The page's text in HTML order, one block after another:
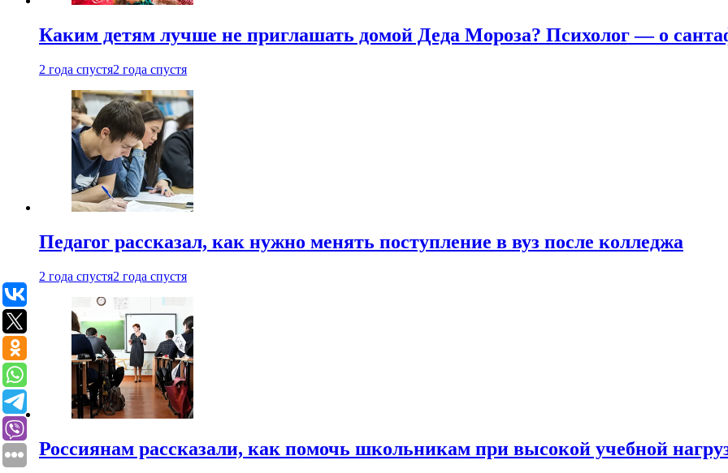
Каким детям лучше не приглашать домой Деда Мороза? Психолог — о
2 года спустя2 года спустя
Педагог рассказал, как нужно менять поступление в вуз после колледжа
2 года спустя2 года спустя
Россиянам рассказали, как помочь школьникам при высокой учебной